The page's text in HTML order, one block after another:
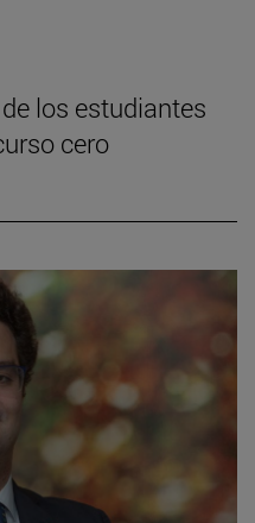
los estudiantes
cero